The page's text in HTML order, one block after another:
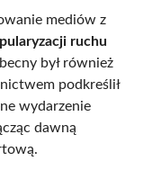
mediów z
ruchu
był również
podkreślił
wydarzenie
dawną